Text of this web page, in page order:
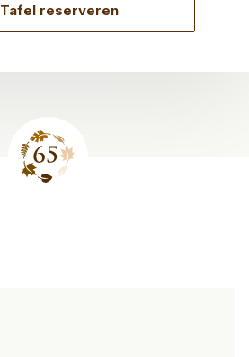
Tafel reserveren